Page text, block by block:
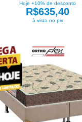
Hoje +10% de desconto
R$635,40
à vista no pix